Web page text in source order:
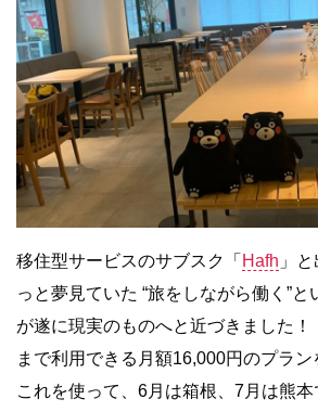
移住型サービスのサブスク「 Hafh 」
っと夢見ていた “旅をしながら働く”
が遂に現実のものへと近づきました
まで利用できる月額16,000円のプラン
これを使って、6月は箱根、7月は熊